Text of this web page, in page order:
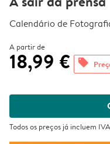
Calendário de
A partir de
18,99 € offers
Todos os preços já incluem